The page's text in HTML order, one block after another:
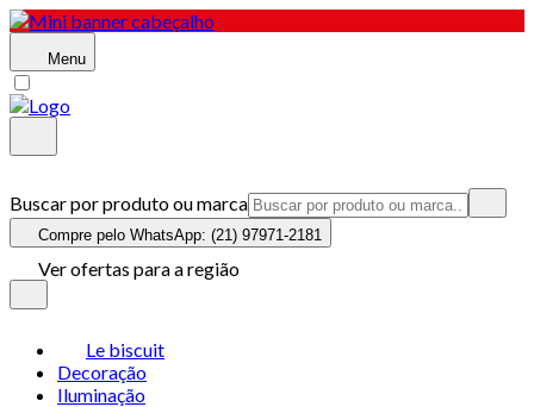
Menu
Buscar por produto ou marca
Compre pelo WhatsApp: (21) 97971-2181
Ver ofertas para a região
Le biscuit
Decoração
Iluminação